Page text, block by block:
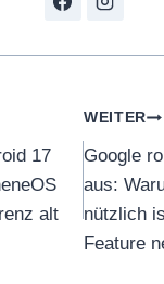
17
alt
WEITER
Google
aus:
nützlich
Feature